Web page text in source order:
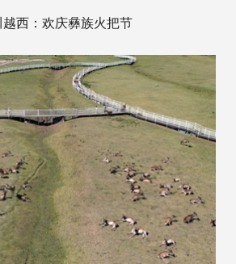
越西：欢庆彝族火把节